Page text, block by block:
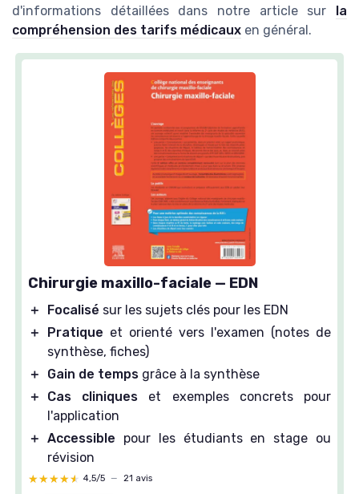
d'informations détaillées dans notre article sur la
compréhension des tarifs médicaux en général.
Chirurgie maxillo-faciale — EDN
＋ Focalisé sur les sujets clés pour les EDN
＋
Pratique et orienté vers l'examen (notes de
synthèse, fiches)
＋
Gain de temps grâce à la synthèse
＋
Cas cliniques et exemples concrets pour
l'application
＋ Accessible pour les étudiants en stage ou
révision
★★★★★
★★★★★ 4,5/5 — 21 avis